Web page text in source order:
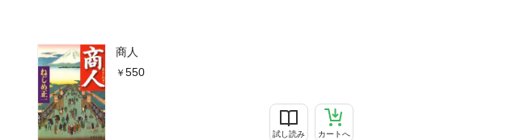
商人
550
試し読み カートへ